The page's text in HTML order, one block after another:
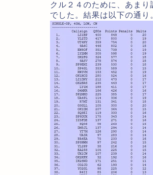
クル２４のために、あま
でした。結果は以下の通り